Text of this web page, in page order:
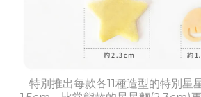
特別推出每款各11種造型的特別星